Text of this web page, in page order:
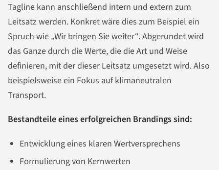
Tagline kann anschließend intern und extern zum
Leitsatz werden. Konkret wäre dies zum Beispiel ein
Spruch wie „Wir bringen Sie weiter“. Abgerundet wird
das Ganze durch die Werte, die die Art und Weise
definieren, mit der dieser Leitsatz umgesetzt wird. Also
beispielsweise ein Fokus auf klimaneutralen
Transport.
Bestandteile eines erfolgreichen Brandings sind:
Entwicklung eines klaren Wertversprechens
Formulierung von Kernwerten